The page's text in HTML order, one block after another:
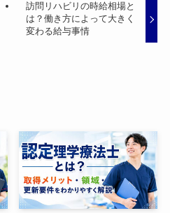
訪問リハビリの時給相場と
は？働き方によって大きく
変わる給与事情